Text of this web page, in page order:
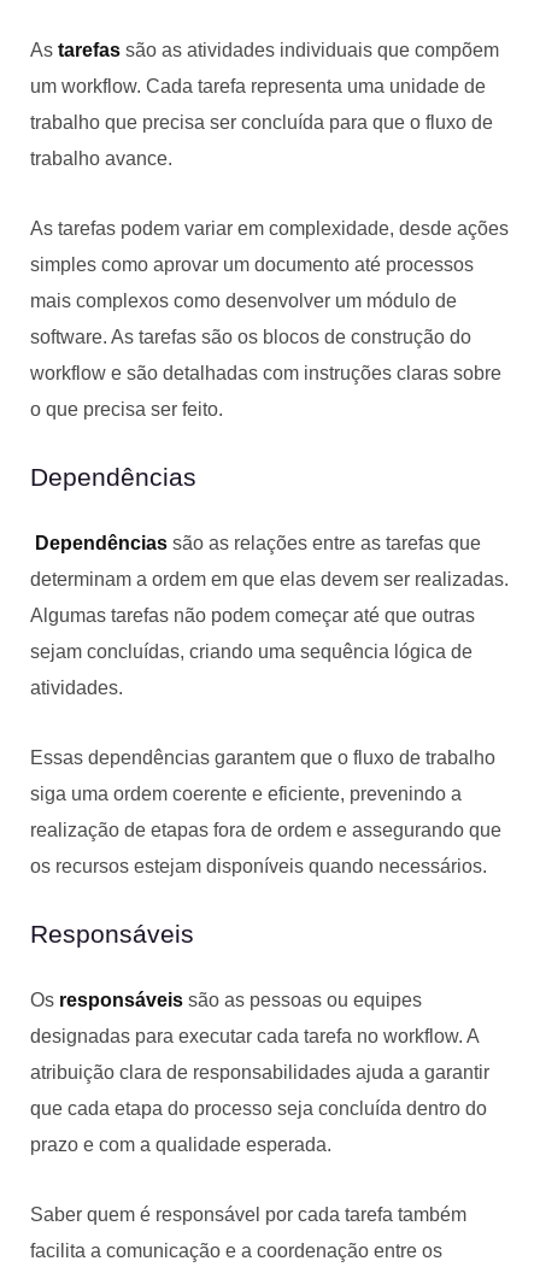
As tarefas são as atividades individuais que compõem
um workflow. Cada tarefa representa uma unidade de
trabalho que precisa ser concluída para que o fluxo de
trabalho avance.
As tarefas podem variar em complexidade, desde ações
simples como aprovar um documento até processos
mais complexos como desenvolver um módulo de
software. As tarefas são os blocos de construção do
workflow e são detalhadas com instruções claras sobre
o que precisa ser feito.
Dependências
Dependências são as relações entre as tarefas que
determinam a ordem em que elas devem ser realizadas.
Algumas tarefas não podem começar até que outras
sejam concluídas, criando uma sequência lógica de
atividades.
Essas dependências garantem que o fluxo de trabalho
siga uma ordem coerente e eficiente, prevenindo a
realização de etapas fora de ordem e assegurando que
os recursos estejam disponíveis quando necessários.
Responsáveis
Os responsáveis são as pessoas ou equipes
designadas para executar cada tarefa no workflow. A
atribuição clara de responsabilidades ajuda a garantir
que cada etapa do processo seja concluída dentro do
prazo e com a qualidade esperada.
Saber quem é responsável por cada tarefa também
facilita a comunicação e a coordenação entre os